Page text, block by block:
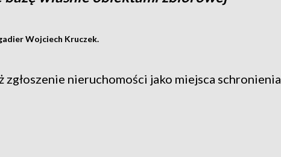
Wojciech Kruczek.
nieruchomości jako miejsca schronienia.